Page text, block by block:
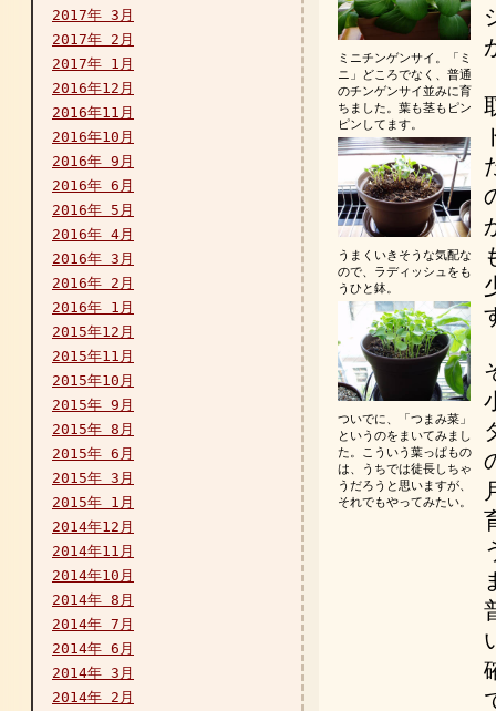
2017年 3月
2017年 2月
2017年 1月
2016年12月
2016年11月
2016年10月
2016年 9月
2016年 6月
2016年 5月
2016年 4月
2016年 3月
2016年 2月
2016年 1月
2015年12月
2015年11月
2015年10月
2015年 9月
2015年 8月
2015年 6月
2015年 3月
2015年 1月
2014年12月
2014年11月
2014年10月
2014年 8月
2014年 7月
2014年 6月
2014年 3月
2014年 2月
ミニチンゲンサイ。「ミ
ニ」どころでなく、普通
のチンゲンサイ並みに育
ちました。葉も茎もピン
ピンしてます。
うまくいきそうな気配な
ので、ラディッシュをも
うひと鉢。
ついでに、「つまみ菜」
というのをまいてみまし
た。こういう葉っぱもの
は、うちでは徒長しちゃ
うだろうと思いますが、
それでもやってみたい。